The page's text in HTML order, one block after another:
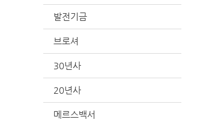
발전기금
브로셔
30년사
20년사
메르스백서